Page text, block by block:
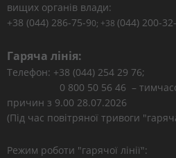
вищих органів влади:
+38 (044) 286-75-90; +38 (044) 200-
Гаряча лінія:
Телефон: +38 (044) 254 29 76;
0 800 50 56 46 – тимчасово
причин з 9.00 28.07.2026
(Під час повітряної тривоги
Режим роботи "гарячої лінії":